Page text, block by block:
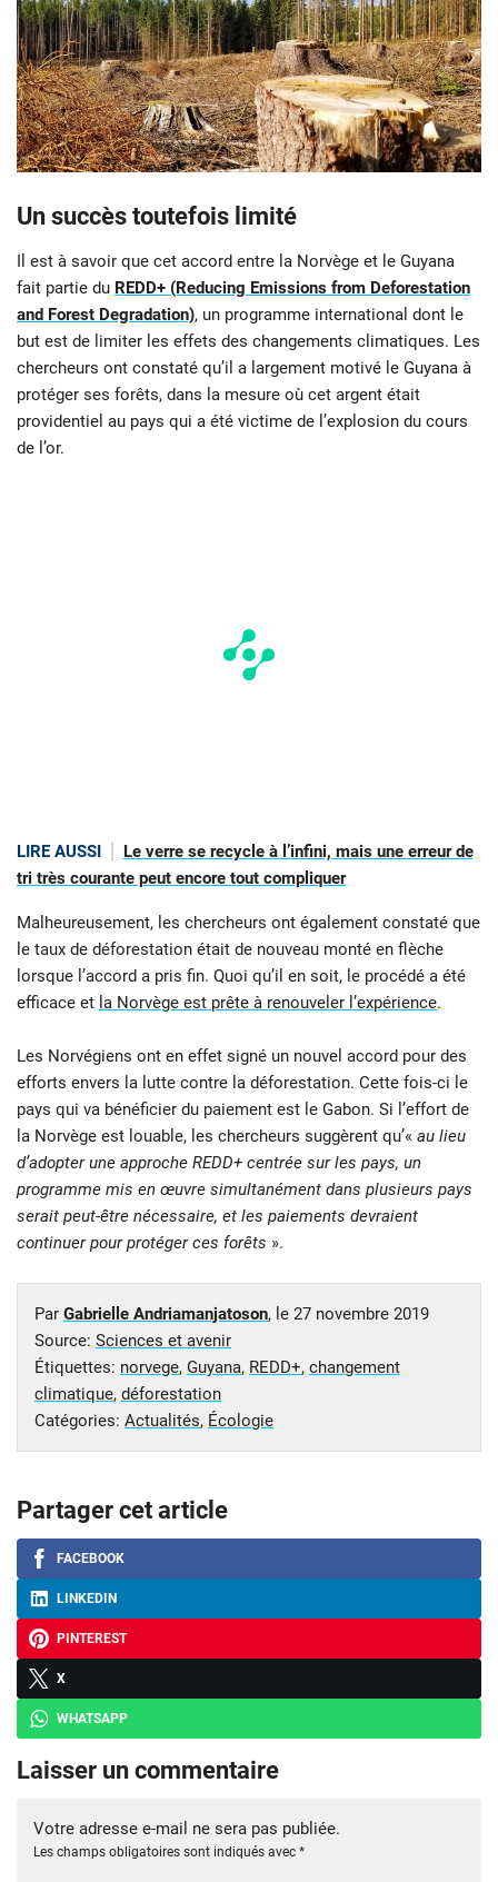
Un succès toutefois limité
Il est à savoir que cet accord entre la Norvège et le Guyana
fait partie du REDD+ (Reducing Emissions from Deforestation
and Forest Degradation), un programme international dont le
but est de limiter les effets des changements climatiques. Les
chercheurs ont constaté qu’il a largement motivé le Guyana à
protéger ses forêts, dans la mesure où cet argent était
providentiel au pays qui a été victime de l’explosion du cours
de l’or.
LIRE AUSSI
Le verre se recycle à l’infini, mais une erreur de
tri très courante peut encore tout compliquer
Malheureusement, les chercheurs ont également constaté que
le taux de déforestation était de nouveau monté en flèche
lorsque l’accord a pris fin. Quoi qu’il en soit, le procédé a été
efficace et la Norvège est prête à renouveler l’expérience.
Les Norvégiens ont en effet signé un nouvel accord pour des
efforts envers la lutte contre la déforestation. Cette fois-ci le
pays qui va bénéficier du paiement est le Gabon. Si l’effort de
la Norvège est louable, les chercheurs suggèrent qu’« au lieu
d’adopter une approche REDD+ centrée sur les pays, un
programme mis en œuvre simultanément dans plusieurs pays
serait peut-être nécessaire, et les paiements devraient
continuer pour protéger ces forêts ».
Par Gabrielle Andriamanjatoson, le 27 novembre 2019
Source: Sciences et avenir
Étiquettes: norvege, Guyana, REDD+, changement
climatique, déforestation
Catégories: Actualités, Écologie
Partager cet article
FACEBOOK
LINKEDIN
PINTEREST
X
WHATSAPP
Laisser un commentaire
Votre adresse e-mail ne sera pas publiée.
Les champs obligatoires sont indiqués avec *